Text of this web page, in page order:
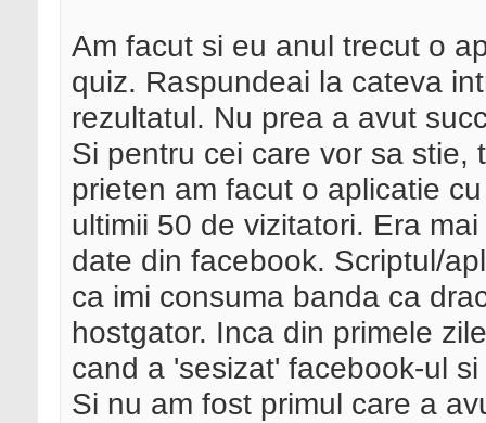
Am facut si eu anul trecut o
quiz. Raspundeai la cateva
rezultatul. Nu prea a avut
Si pentru cei care vor sa stie,
prieten am facut o aplicatie
ultimii 50 de vizitatori. Era
date din facebook. Scriptul/
ca imi consuma banda ca
hostgator. Inca din primele
cand a 'sesizat' facebook-ul
Si nu am fost primul care a